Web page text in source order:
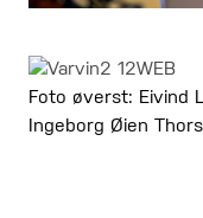
Foto øverst: Eivind
Ingeborg Øien